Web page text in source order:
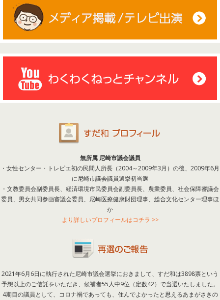
無所属 尼崎市議会議員
・女性センター・トレピエ初の民間人所長（2004～2009年3月）の後、2009年6月
に尼崎市議会議員選挙初当選
・文教委員会副委員長、経済環境市民委員会副委員長、農業委員、社会保障審議会
委員、男女共同参画審議会委員、尼崎医療健康財団理事、総合文化センター理事ほ
か
より詳しいプロフィールはコチラ >>
2021年6月6日に執行された尼崎市議会選挙におきまして、すだ和は3898票という
予想以上のご信託をいただき、候補者55人中9位（定数42）で当選いたしました。
4期目の議員として、コロナ禍であっても、住んでよかったと思えるあまがさきの